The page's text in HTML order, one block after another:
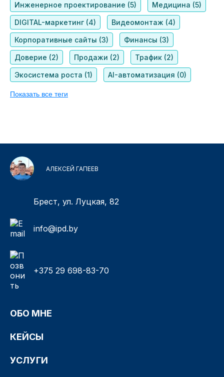
Инженерное проектирование (5) Медицина (5)
DIGITAL-маркетинг (4) Видеомонтаж (4)
Корпоративные сайты (3) Финансы (3)
Доверие (2) Продажи (2) Трафик (2)
Экосистема роста (1) AI-автоматизация (0)
Показать все теги
АЛЕКСЕЙ ГАПЕЕВ
Брест, ул. Луцкая, 82
info@ipd.by
+375 29 698-83-70
ОБО МНЕ
КЕЙСЫ
УСЛУГИ